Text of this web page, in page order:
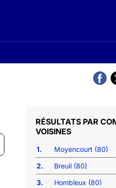
VOISINES
1.
Moyencourt (80)
2.
Breuil (80)
3.
Hombleux (80)